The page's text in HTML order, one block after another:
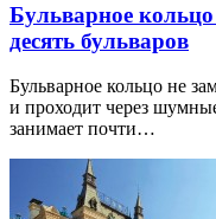
Бульварное
десять бульваров
Бульварное кольцо не
и проходит через
занимает почти…